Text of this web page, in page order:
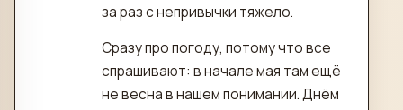
за раз с непривычки тяжело.
Сразу про погоду, потому что все
спрашивают: в начале мая там ещё
не весна в нашем понимании. Днём